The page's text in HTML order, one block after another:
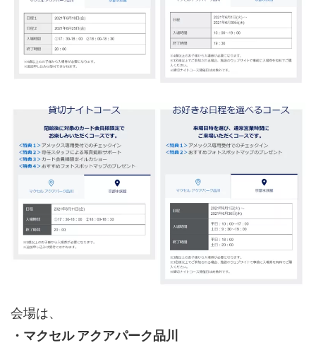
会場は、
・マクセル アクアパーク品川